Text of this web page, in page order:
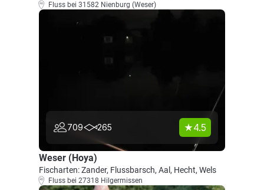
Fluss bei 31582 Nienburg (Weser)
709 265 4.5
Weser (Hoya)
Fischarten: Zander, Flussbarsch, Aal, Hecht, Wels
Fluss bei 27318 Hilgermissen